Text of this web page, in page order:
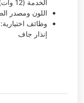
الخدمة (12 وات)
اللون ومصدر
وظائف
إنذار جاف